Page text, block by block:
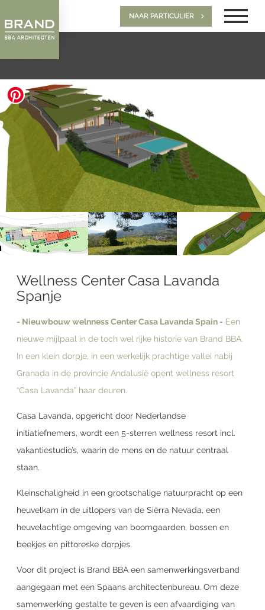
NAAR PARTICULIER
Wellness Center Casa Lavanda
Spanje
- Nieuwbouw welnness Center Casa Lavanda Spain - Een
nieuwe mijlpaal in de toch wel rijke historie van Brand BBA.
In een klein dorpje, in een werkelijk prachtige vallei nabij
Granada in de provincie Andalusië opent wellness resort
“Casa Lavanda” haar deuren.
Casa Lavanda, opgericht door Nederlandse
initiatiefnemers, wordt een 5-sterren wellness resort incl.
vakantiestudio’s, waarin de mens en de natuur centraal
staan.
Kleinschaligheid in een grootschalige natuurpracht op een
heuvelkam in de uitlopers van de Siërra Nevada, een
heuvelachtige omgeving van boomgaarden, bossen en
beekjes en pittoreske dorpjes.
Voor dit project is Brand BBA een samenwerkingsverband
aangegaan met een Spaans architectenbureau. Om deze
samenwerking gestalte te geven is een afvaardiging van